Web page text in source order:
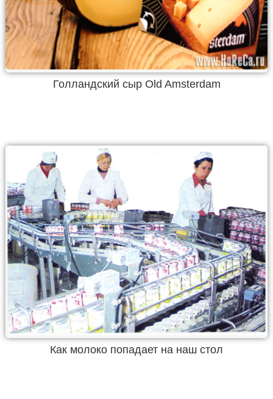
Голландский сыр Old Amsterdam
Как молоко попадает на наш стол